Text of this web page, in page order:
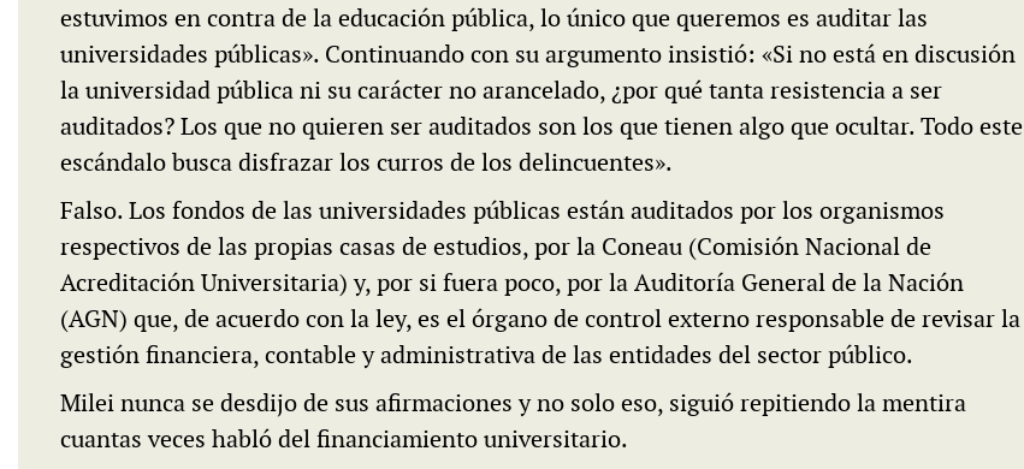
estuvimos en contra de la educación pública, lo único que queremos es auditar las
universidades públicas». Continuando con su argumento insistió: «Si no está en discusión
la universidad pública ni su carácter no arancelado, ¿por qué tanta resistencia a ser
auditados? Los que no quieren ser auditados son los que tienen algo que ocultar. Todo este
escándalo busca disfrazar los curros de los delincuentes».
Falso. Los fondos de las universidades públicas están auditados por los organismos
respectivos de las propias casas de estudios, por la Coneau (Comisión Nacional de
Acreditación Universitaria) y, por si fuera poco, por la Auditoría General de la Nación
(AGN) que, de acuerdo con la ley, es el órgano de control externo responsable de revisar la
gestión financiera, contable y administrativa de las entidades del sector público.
Milei nunca se desdijo de sus afirmaciones y no solo eso, siguió repitiendo la mentira
cuantas veces habló del financiamiento universitario.